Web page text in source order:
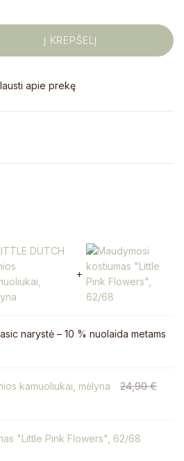
Į KREPŠELĮ
apie prekę
narystė – 10 % nuolaida metams
kamuoliukai, mėlyna 24,90€
"Little Pink Flowers", 62/68